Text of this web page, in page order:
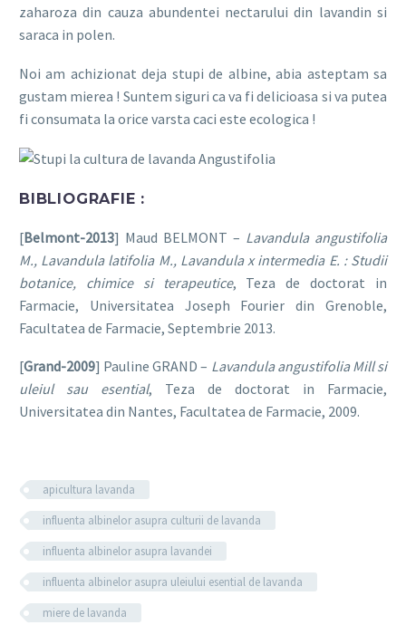
zaharoza din cauza abundentei nectarului din lavandin si
saraca in polen.
Noi am achizionat deja stupi de albine, abia asteptam sa
gustam mierea ! Suntem siguri ca va fi delicioasa si va putea
fi consumata la orice varsta caci este ecologica !
BIBLIOGRAFIE :
[Belmont-2013] Maud BELMONT – Lavandula angustifolia
M., Lavandula latifolia M., Lavandula x intermedia E. : Studii
botanice, chimice si terapeutice, Teza de doctorat in
Farmacie, Universitatea Joseph Fourier din Grenoble,
Facultatea de Farmacie, Septembrie 2013.
[Grand-2009] Pauline GRAND – Lavandula angustifolia Mill si
uleiul sau esential, Teza de doctorat in Farmacie,
Universitatea din Nantes, Facultatea de Farmacie, 2009.
apicultura lavanda
influenta albinelor asupra culturii de lavanda
influenta albinelor asupra lavandei
influenta albinelor asupra uleiului esential de lavanda
miere de lavanda